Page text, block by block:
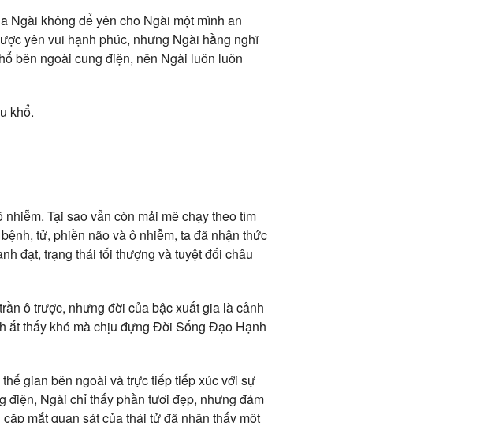
Ngài không để yên cho Ngài một mình an
yên vui hạnh phúc, nhưng Ngài hằng nghĩ
bên ngoài cung điện, nên Ngài luôn luôn
khổ.
Tại sao vẫn còn mải mê chạy theo tìm
tử, phiền não và ô nhiễm, ta đã nhận thức
đạt, trạng thái tối thượng và tuyệt đối châu
ô trược, nhưng đời của bậc xuất gia là cảnh
ắt thấy khó mà chịu đựng Đời Sống Đạo Hạnh
gian bên ngoài và trực tiếp tiếp xúc với sự
điện, Ngài chỉ thấy phần tươi đẹp, nhưng đám
mắt quan sát của thái tử đã nhận thấy một